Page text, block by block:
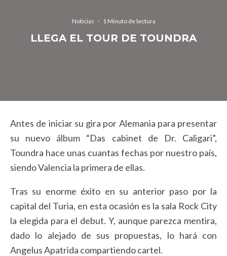
Noticias · 1 Minuto de lectura
LLEGA EL TOUR DE TOUNDRA
Antes de iniciar su gira por Alemania para presentar
su nuevo álbum “Das cabinet de Dr. Caligari”,
Toundra hace unas cuantas fechas por nuestro país,
siendo Valencia la primera de ellas.
Tras su enorme éxito en su anterior paso por la
capital del Turia, en esta ocasión es la sala Rock City
la elegida para el debut. Y, aunque parezca mentira,
dado lo alejado de sus propuestas, lo hará con
Angelus Apatrida compartiendo cartel.